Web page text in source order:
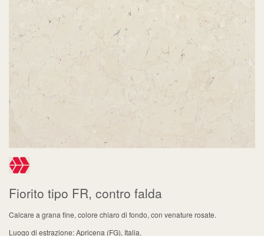
Fiorito tipo FR, contro falda
Calcare a grana fine, colore chiaro di fondo, con venature rosate.
Luogo di estrazione: Apricena (FG), Italia.